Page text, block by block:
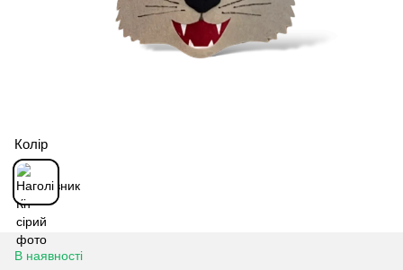
Колір
В наявності